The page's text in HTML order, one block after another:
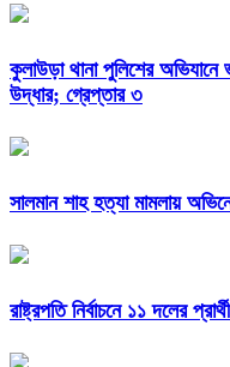
কুলাউড়া থানা পুলিশের অভিযানে
উদ্ধার; গ্রেপ্তার ৩
সালমান শাহ হত্যা মামলায়
রাষ্ট্রপতি নির্বাচনে ১১ দলের